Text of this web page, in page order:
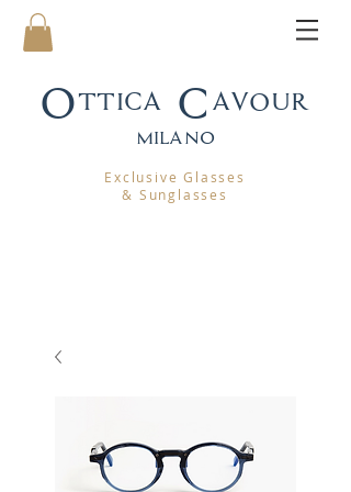
Ottica Cavour
milano
Exclusive Glasses
& Sunglasses